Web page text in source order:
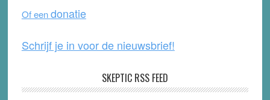
k
Of eendonatie
Schrijf je in voor de nieuwsbrief!
SKEPTIC RSS FEED